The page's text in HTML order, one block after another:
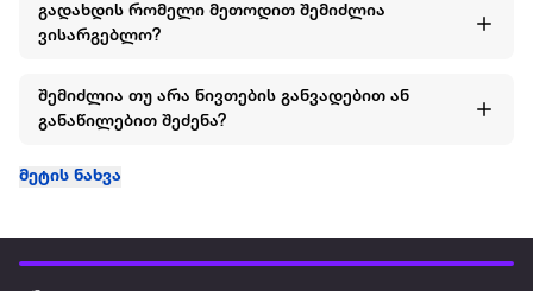
გადახდის რომელი მეთოდით შემიძლია
ვისარგებლო?
შემიძლია თუ არა ნივთების განვადებით ან
განაწილებით შეძენა?
მეტის ნახვა